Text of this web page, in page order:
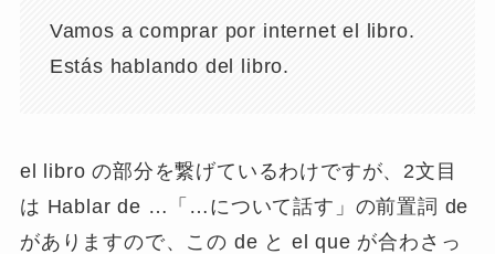
Vamos a comprar por internet el libro.
Estás hablando del libro.
el libro の部分を繋げているわけですが、2文目
は Hablar de …「…について話す」の前置詞 de
がありますので、この de と el que が合わさっ